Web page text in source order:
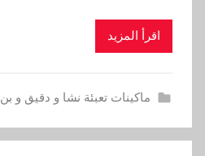
اقرأ المزيد
ماكينات تعبئة نشا و دقيق و بن